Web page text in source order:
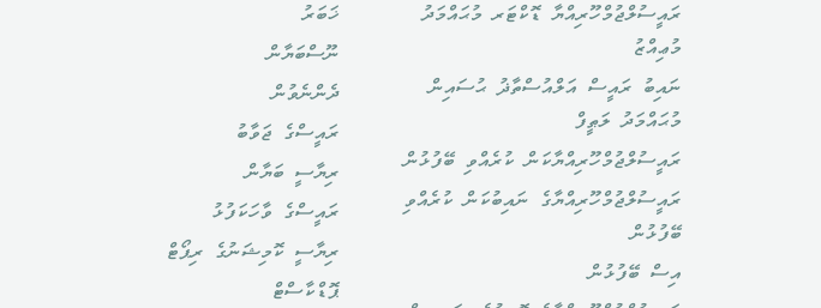
ރައީސުލްޖުމްހޫރިއްޔާ ޑޮކްޓަރ މުޙައްމަދު
މުޢިއްޒު
ނައިބު ރައީސް އަލްއުސްތާޛު ޙުސައިން
މުޙައްމަދު ލަޠީފް
ރައީސުލްޖުމްހޫރިއްޔާކަން ކުރެއްވި ބޭފުޅުން
ރައީސުލްޖުމްހޫރިއްޔާގެ ނައިބުކަން ކުރެއްވި
ބޭފުޅުން
އިސް ބޭފުޅުން
ޚަބަރު
ނޫސްބަޔާން
ދެންނެވުން
ރައީސްގެ ޖަވާބު
ރިޔާސީ ބަޔާން
ރައީސްގެ ވާހަކަފުޅު
ރިޔާސީ ކޮމިޝަނުގެ ރިޕޯޓް
ޕޮޑްކާސްޓް